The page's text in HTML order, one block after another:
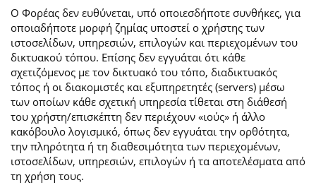
Ο Φορέας δεν ευθύνεται, υπό οποιεσδήποτε συνθήκες, για
οποιαδήποτε μορφή ζημίας υποστεί ο χρήστης των
ιστοσελίδων, υπηρεσιών, επιλογών και περιεχομένων του
δικτυακού τόπου. Επίσης δεν εγγυάται ότι κάθε
σχετιζόμενος με τον δικτυακό του τόπο, διαδικτυακός
τόπος ή οι διακομιστές και εξυπηρετητές (servers) μέσω
των οποίων κάθε σχετική υπηρεσία τίθεται στη διάθεσή
του χρήστη/επισκέπτη δεν περιέχουν «ιούς» ή άλλο
κακόβουλο λογισμικό, όπως δεν εγγυάται την ορθότητα,
την πληρότητα ή τη διαθεσιμότητα των περιεχομένων,
ιστοσελίδων, υπηρεσιών, επιλογών ή τα αποτελέσματα από
τη χρήση τους.